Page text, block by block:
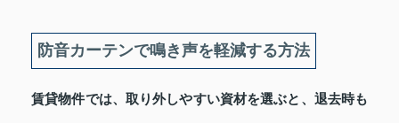
防音カーテンで鳴き声を軽減する方法
賃貸物件では、取り外しやすい資材を選ぶと、退去時も